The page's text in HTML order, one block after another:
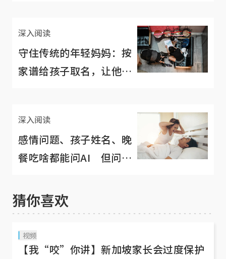
深入阅读
守住传统的年轻妈妈：按
家谱给孩子取名，让他们
深入阅读
感情问题、孩子姓名、晚
餐吃啥都能问AI 但问了
猜你喜欢
视频
【我“咬”你讲】新加坡家长会过度保护